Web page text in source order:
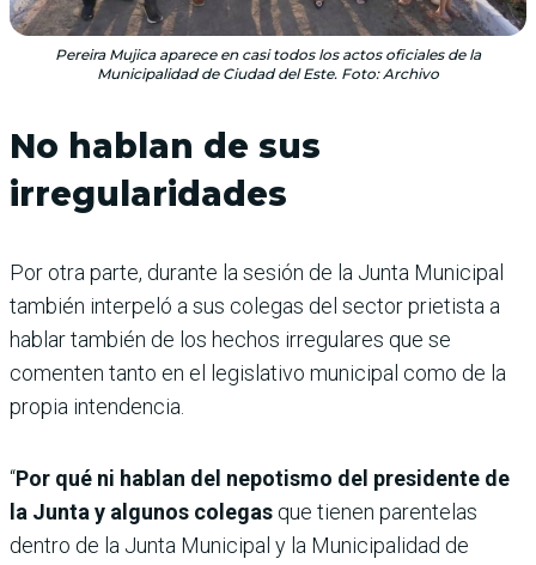
Pereira Mujica aparece en casi todos los actos oficiales de la
Municipalidad de Ciudad del Este. Foto: Archivo
No hablan de sus
irregularidades
Por otra parte, durante la sesión de la Junta Municipal
también interpeló a sus colegas del sector prietista a
hablar también de los hechos irregulares que se
comenten tanto en el legislativo municipal como de la
propia intendencia.
“Por qué ni hablan del nepotismo del presidente de
la Junta y algunos colegas que tienen parentelas
dentro de la Junta Municipal y la Municipalidad de